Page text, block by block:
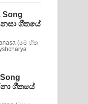
Song
ගීතයේ
(මේ හිත
ගීතයේ